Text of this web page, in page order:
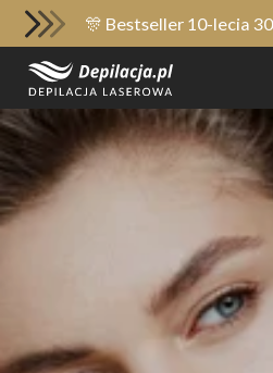
🎊 Bestseller 10-lecia